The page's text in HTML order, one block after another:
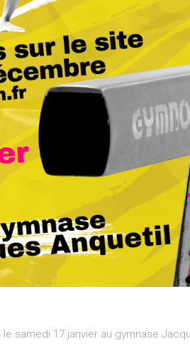
samedi 17 janvier au gymnase